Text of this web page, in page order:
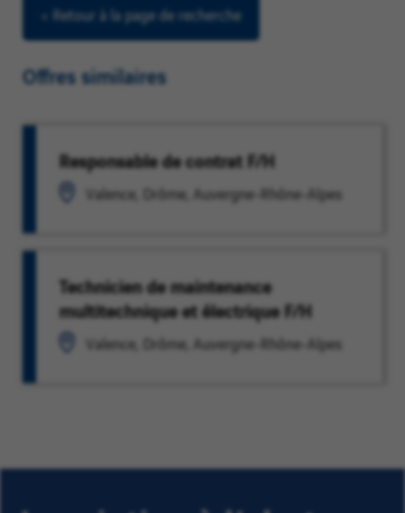
< Retour à la page de recherche
Offres similaires
Responsable de contrat F/H
Valence, Drôme, Auvergne-Rhône-Alpes
Technicien de maintenance
multitechnique et électrique F/H
Valence, Drôme, Auvergne-Rhône-Alpes